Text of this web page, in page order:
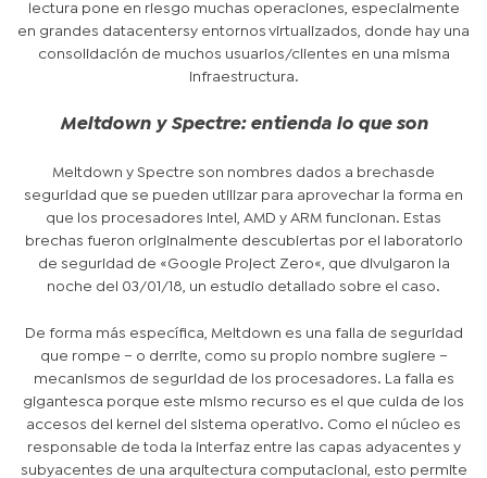
lectura pone en riesgo muchas operaciones, especialmente
en grandes datacentersy entornos virtualizados, donde hay una
consolidación de muchos usuarios/clientes en una misma
infraestructura.
Meltdown y Spectre: entienda lo que son
Meltdown y Spectre son nombres dados a brechasde
seguridad que se pueden utilizar para aprovechar la forma en
que los procesadores Intel, AMD y ARM funcionan. Estas
brechas fueron originalmente descubiertas por el laboratorio
de seguridad de «Google Project Zero«, que divulgaron la
noche del 03/01/18, un estudio detallado sobre el caso.
De forma más específica, Meltdown es una falla de seguridad
que rompe – o derrite, como su propio nombre sugiere –
mecanismos de seguridad de los procesadores. La falla es
gigantesca porque este mismo recurso es el que cuida de los
accesos del kernel del sistema operativo. Como el núcleo es
responsable de toda la interfaz entre las capas adyacentes y
subyacentes de una arquitectura computacional, esto permite